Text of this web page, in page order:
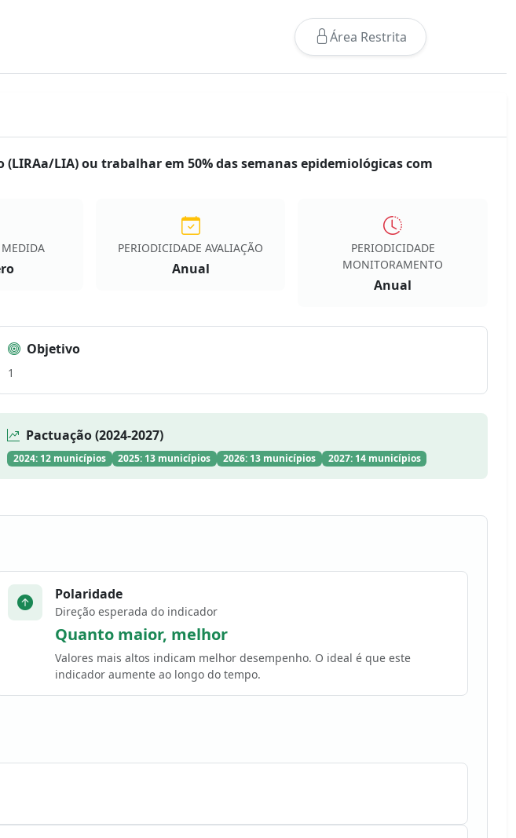
Área Restrita
LIA) ou trabalhar em 50% das semanas epidemiológicas com
PERIODICIDADE AVALIAÇÃO
Anual
PERIODICIDADE
MONITORAMENTO
Anual
Objetivo
1
Pactuação (2024-2027)
2024: 12 municípios 2025: 13 municípios 2026: 13 municípios 2027: 14 municípios
Polaridade
Direção esperada do indicador
Quanto maior, melhor
Valores mais altos indicam melhor desempenho. O ideal é que este
indicador aumente ao longo do tempo.